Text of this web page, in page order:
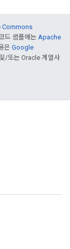
Commons
드 샘플에는 Apache
은 Google
/또는 Oracle 계열사